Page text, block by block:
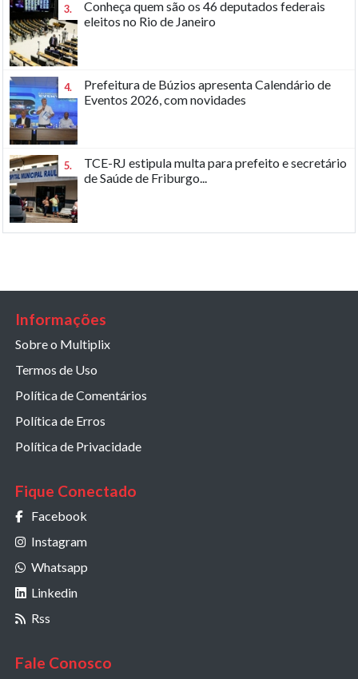
3.
Conheça quem são os 46 deputados federais
eleitos no Rio de Janeiro
4.
Prefeitura de Búzios apresenta Calendário de
Eventos 2026, com novidades
5.
TCE-RJ estipula multa para prefeito e secretário
de Saúde de Friburgo...
Informações
Sobre o Multiplix
Termos de Uso
Política de Comentários
Política de Erros
Política de Privacidade
Fique Conectado
Facebook
Instagram
Whatsapp
Linkedin
Rss
Fale Conosco